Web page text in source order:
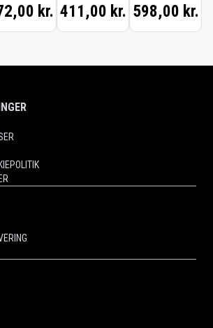
kr. 411,00 kr.
30ML
598,00 kr.